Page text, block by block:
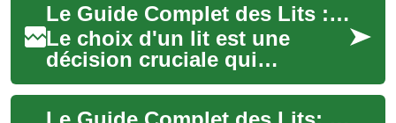
Le Guide Complet des Lits : Types, Rangements et Solutions pour Votre Chambre
Le choix d'un lit est une
décision cruciale qui
influence directement notre
qualité de vie quotidienne.